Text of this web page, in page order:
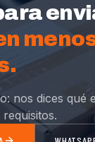
nos dices qué